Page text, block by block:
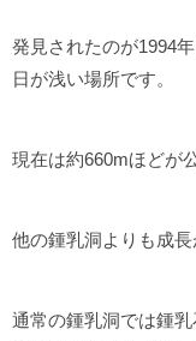
発見されたのが1994
日が浅い場所です。
現在は約660mほどが
他の鍾乳洞よりも成長
通常の鍾乳洞では鍾